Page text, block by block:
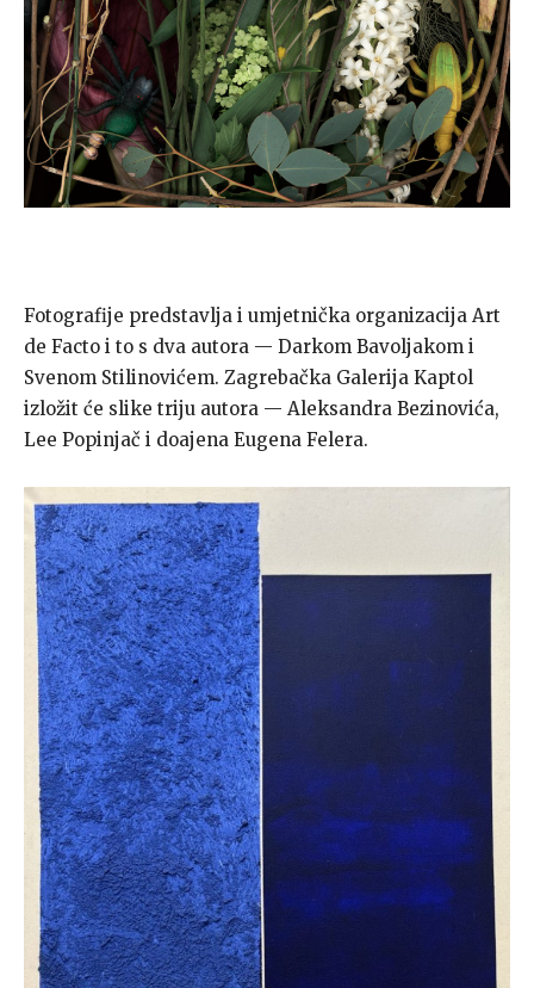
Fotografije predstavlja i umjetnička organizacija Art
de Facto i to s dva autora — Darkom Bavoljakom i
Svenom Stilinovićem. Zagrebačka Galerija Kaptol
izložit će slike triju autora — Aleksandra Bezinovića,
Lee Popinjač i doajena Eugena Felera.